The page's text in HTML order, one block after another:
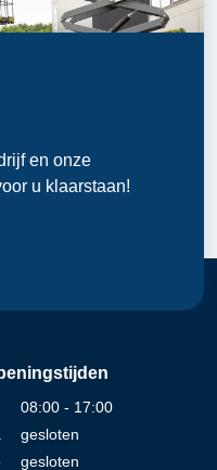
en onze
u klaarstaan!
08:00 - 17:00
gesloten
gesloten